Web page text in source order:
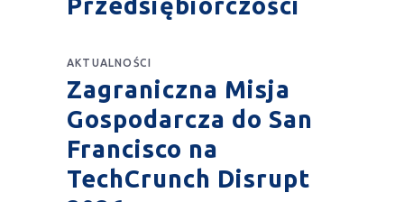
Przedsiębiorczości
AKTUALNOŚCI
Zagraniczna Misja
Gospodarcza do San
Francisco na
TechCrunch Disrupt